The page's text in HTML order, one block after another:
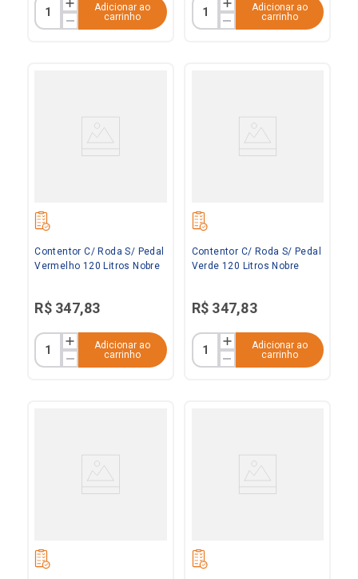
Adicionar ao
carrinho
Adicionar ao
carrinho
Contentor C/ Roda S/ Pedal
Vermelho 120 Litros Nobre
R$ 347,83
Adicionar ao
carrinho
Contentor C/ Roda S/ Pedal
Verde 120 Litros Nobre
R$ 347,83
Adicionar ao
carrinho